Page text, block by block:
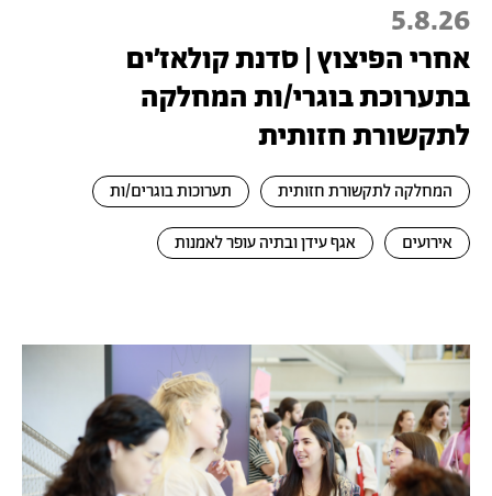
5.8.26
אחרי הפיצוץ | סדנת קולאז׳ים
בתערוכת בוגרי/ות המחלקה
לתקשורת חזותית
המחלקה לתקשורת חזותית תערוכות בוגרים/ות
אירועים אגף עידן ובתיה עופר לאמנות